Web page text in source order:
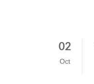
02
Oct